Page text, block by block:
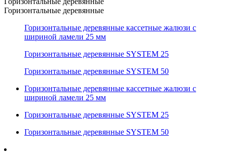
Горизонтальные деревянные
Горизонтальные деревянные кассетные жалюзи с
шириной ламели 25 мм
Горизонтальные деревянные SYSTEM 25
Горизонтальные деревянные SYSTEM 50
Горизонтальные деревянные кассетные жалюзи с
шириной ламели 25 мм
Горизонтальные деревянные SYSTEM 25
Горизонтальные деревянные SYSTEM 50